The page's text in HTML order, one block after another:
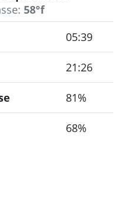
58°f
05:39
21:26
81%
68%